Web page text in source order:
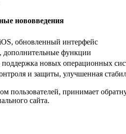
нововведения
обновленный интерфейс
дополнительные функции
новых операционных
и защиты, улучшенная
пользователей, принимает
сайта.